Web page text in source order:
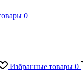
0
Избранные товары 0